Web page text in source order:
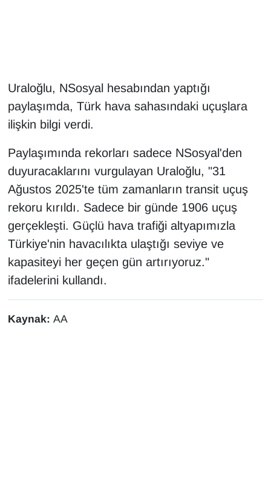
Uraloğlu, NSosyal hesabından yaptığı
paylaşımda, Türk hava sahasındaki uçuşlara
ilişkin bilgi verdi.
Paylaşımında rekorları sadece NSosyal'den
duyuracaklarını vurgulayan Uraloğlu, "31
Ağustos 2025'te tüm zamanların transit uçuş
rekoru kırıldı. Sadece bir günde 1906 uçuş
gerçekleşti. Güçlü hava trafiği altyapımızla
Türkiye'nin havacılıkta ulaştığı seviye ve
kapasiteyi her geçen gün artırıyoruz."
ifadelerini kullandı.
Kaynak: AA
HABERDE İNSAN
İngilizce
Kamu Alımları
Kim Kimdir?
Kültür & Sanat
KURDÎ
MAGAZİN